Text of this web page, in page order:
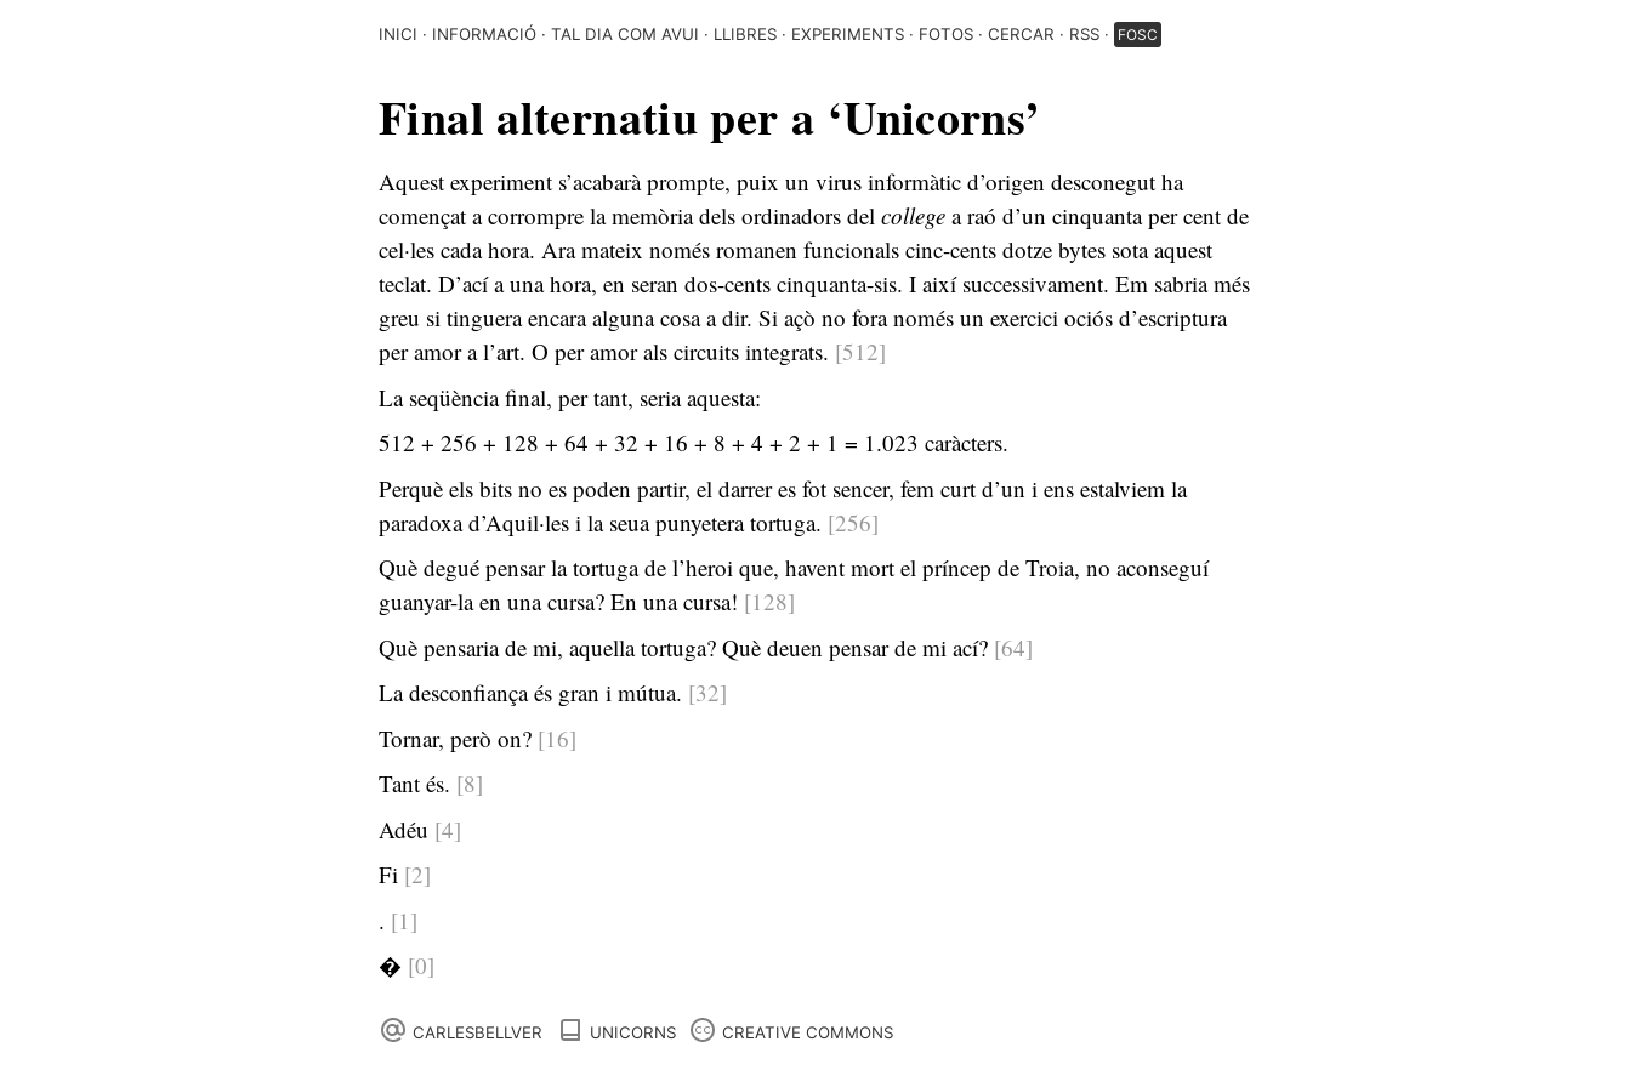
INICI INFORMACIÓ TAL DIA COM AVUI LLIBRES EXPERIMENTS FOTOS CERCAR RSS FOSC
Final alternatiu per a ‘Unicorns’
Aquest experiment s’acabarà prompte, puix un virus informàtic d’origen desconegut ha
començat a corrompre la memòria dels ordinadors del college a raó d’un cinquanta per cent de
cel·les cada hora. Ara mateix només romanen funcionals cinc-cents dotze bytes sota aquest
teclat. D’ací a una hora, en seran dos-cents cinquanta-sis. I així successivament. Em sabria més
greu si tinguera encara alguna cosa a dir. Si açò no fora només un exercici ociós d’escriptura
per amor a l’art. O per amor als circuits integrats. [512]
La seqüència final, per tant, seria aquesta:
512 + 256 + 128 + 64 + 32 + 16 + 8 + 4 + 2 + 1 = 1.023 caràcters.
Perquè els bits no es poden partir, el darrer es fot sencer, fem curt d’un i ens estalviem la
paradoxa d’Aquil·les i la seua punyetera tortuga. [256]
Què degué pensar la tortuga de l’heroi que, havent mort el príncep de Troia, no aconseguí
guanyar-la en una cursa? En una cursa! [128]
Què pensaria de mi, aquella tortuga? Què deuen pensar de mi ací? [64]
La desconfiança és gran i mútua. [32]
Tornar, però on? [16]
Tant és. [8]
Adéu [4]
Fi [2]
. [1]
� [0]
CARLESBELLVER UNICORNS CREATIVE COMMONS